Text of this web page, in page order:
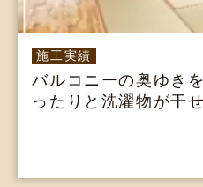
施工実績
バルコニーの奥ゆき
ったりと洗濯物が干